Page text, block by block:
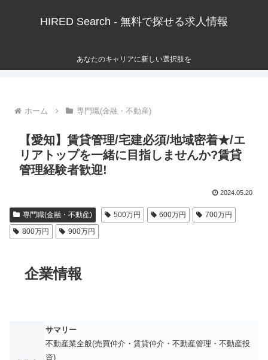
HIRED Search - 無料で探せる求人情報
あなたのキャリアに新しい選択肢を
ホーム 専門職(金融・不動産)
【愛知】賃貸管理/宅建必須/地域密着★/エ
リアトップを一緒に目指しませんか?賃貸
管理経験者歓迎!
2024.05.20
専門職(金融・不動産) 500万円 600万円
700万円
800万円
900万円
企業情報
サマリー
不動産業全般(売買仲介・賃貸仲介・不動産管理・不動産投
資)